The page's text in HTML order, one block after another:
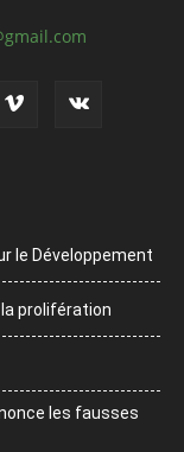
le Développement
prolifération
les fausses